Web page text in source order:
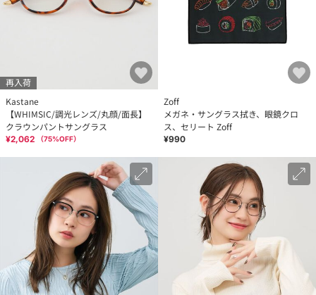
再入荷
Kastane
【WHIMSIC/調光レンズ/丸顔/面長】
クラウンパントサングラス
¥2,062 （75%OFF）
Zoff
メガネ・サングラス拭き、眼鏡クロ
ス、セリート Zoff
¥990